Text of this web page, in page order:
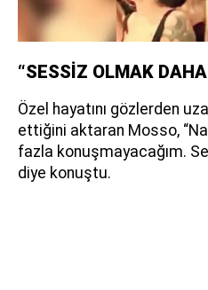
“SESSİZ OLMAK
Özel hayatını gözlerden
ettiğini aktaran Mosso,
fazla konuşmayacağım.
diye konuştu.